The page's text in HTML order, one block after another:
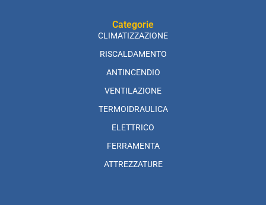
Categorie
CLIMATIZZAZIONE
RISCALDAMENTO
ANTINCENDIO
VENTILAZIONE
TERMOIDRAULICA
ELETTRICO
FERRAMENTA
ATTREZZATURE